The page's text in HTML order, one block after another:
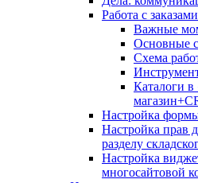
Работа с
Важные
Основные
Схема
Каталоги
Настройка
Настройка прав
разделу
Настройка
многосайтовой